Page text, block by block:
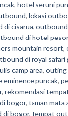
, hotel seruni
, lokasi
di cisarua, outbound
di hotel
mountain resort,
di royal safari
camp area, outing
puncak,
, rekomendasi
bogor, taman mata
di bogor, tempat